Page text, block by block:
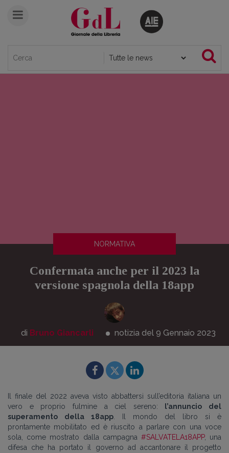
NORMATIVA
Confermata anche per il 2023 la
versione spagnola della 18app
di Bruno Giancarli notizia del 9 Gennaio 2023
Il finale del 2022 aveva visto abbattersi sull’editoria italiana un
vero e proprio fulmine a ciel sereno:
l’annuncio del
superamento della 18app . Il mondo del libro si è
prontamente mobilitato ed è riuscito a parlare con una voce
sola, come mostrato dalla campagna #SALVATELA18APP, una
difesa che ha portato il governo ad accantonare il progetto